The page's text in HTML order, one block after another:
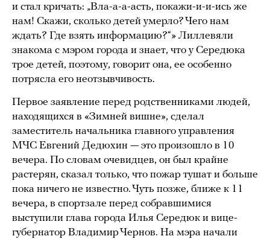
и стал кричать: „Вла-а-а-асть, покажи-и-и-ись же
нам! Скажи, сколько детей умерло? Чего нам
ждать? Где взять информацию?“» Лиллевяли
знакома с мэром города и знает, что у Середюка
трое детей, поэтому, говорит она, ее особенно
потрясла его неотзывчивость.
Первое заявление перед родственниками людей,
находящихся в «Зимней вишне», сделал
заместитель начальника главного управления
МЧС Евгений Дедюхин — это произошло в 10
вечера. По словам очевидцев, он был крайне
растерян, сказал только, что пожар тушат и больше
пока ничего не известно. Чуть позже, ближе к 11
вечера, в спортзале перед собравшимися
выступили глава города Илья Середюк и вице-
губернатор Владимир Чернов. На мэра начали